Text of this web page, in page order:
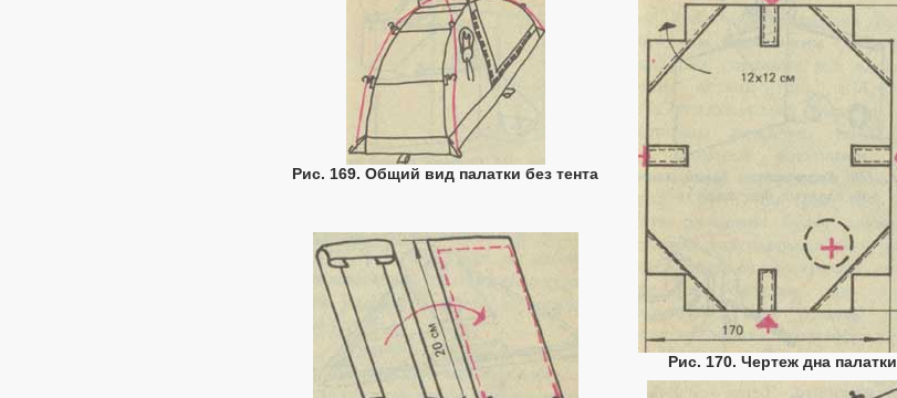
Рис. 169. Общий вид палатки без тента
Рис. 170. Чертеж дна палатки